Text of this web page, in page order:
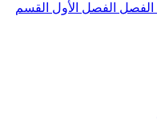
الفصل الفصل الأول
القسم